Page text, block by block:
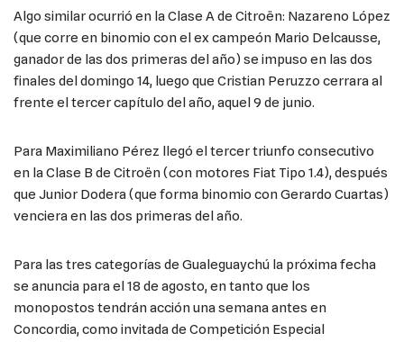
Algo similar ocurrió en la Clase A de Citroën: Nazareno López
(que corre en binomio con el ex campeón Mario Delcausse,
ganador de las dos primeras del año) se impuso en las dos
finales del domingo 14, luego que Cristian Peruzzo cerrara al
frente el tercer capítulo del año, aquel 9 de junio.
Para Maximiliano Pérez llegó el tercer triunfo consecutivo
en la Clase B de Citroën (con motores Fiat Tipo 1.4), después
que Junior Dodera (que forma binomio con Gerardo Cuartas)
venciera en las dos primeras del año.
Para las tres categorías de Gualeguaychú la próxima fecha
se anuncia para el 18 de agosto, en tanto que los
monopostos tendrán acción una semana antes en
Concordia, como invitada de Competición Especial